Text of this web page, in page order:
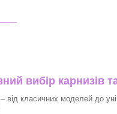
вибір карнизів
від класичних моделей до